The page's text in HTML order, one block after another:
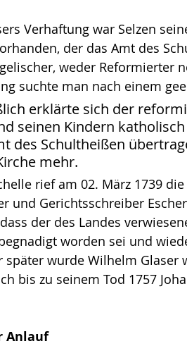
Verhaftung war Selzen
der das Amt des
weder
suchte man nach einem
erklärte sich der
seinen Kindern
des Schultheißen
mehr.
rief am 02. März 1739
und Gerichtsschreiber
der des Landes
worden sei und
später wurde Wilhelm
bis zu seinem Tod 1757
Anlauf